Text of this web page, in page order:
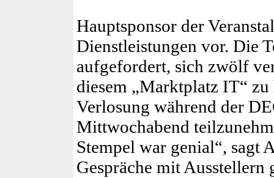
Hauptsponsor der
Dienstleistungen vor. Die
aufgefordert, sich zwölf
diesem „Marktplatz IT“
Verlosung während der
Mittwochabend
Stempel war genial“, sagt
Gespräche mit